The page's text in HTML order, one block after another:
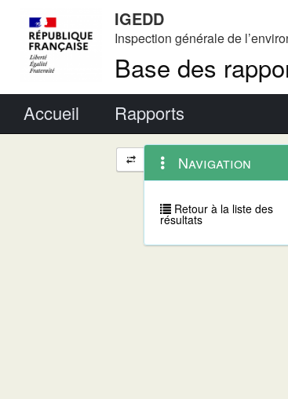
IGEDD
Inspection générale de
Base des
Accueil Rapports
Navigation
et
outils
annexes
contextuel
Navigation
Retour à la liste des
résultats